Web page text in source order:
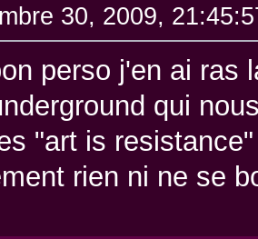
30, 2009,
perso j'en ai ras
qui
"art is
rien ni ne se